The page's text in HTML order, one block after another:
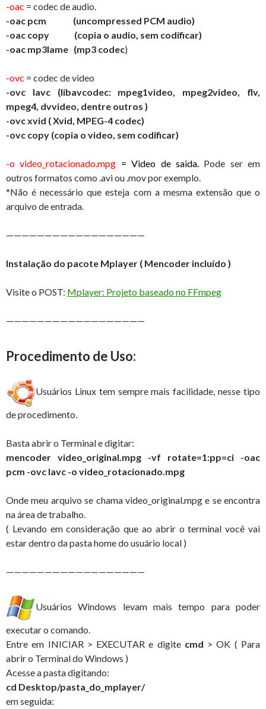
-oac = codec de audio.
-oac pcm (uncompressed PCM audio)
-oac copy (copia o audio, sem codificar)
-oac mp3lame (mp3 codec)
-ovc = codec de video
-ovc lavc (libavcodec: mpeg1video, mpeg2video, flv,
mpeg4, dvvideo, dentre outros )
-ovc xvid ( Xvid, MPEG-4 codec)
-ovc copy (copia o video, sem codificar)
-o video_rotacionado.mpg = Video de saida.Pode ser em
outros formatos como .avi ou .mov por exemplo.
*Não é necessário que esteja com a mesma extensão que o
arquivo de entrada.
——————————————————
Instalação do pacote Mplayer ( Mencoder incluído )
Visite o POST: Mplayer: Projeto baseado no FFmpeg
——————————————————
Procedimento de Uso:
Usuários Linux tem sempre mais facilidade, nesse tipo
de procedimento.
Basta abrir o Terminal e digitar:
mencoder video_original.mpg -vf rotate=1:pp=ci -oac
pcm -ovc lavc -o video_rotacionado.mpg
Onde meu arquivo se chama video_original.mpg e se encontra
na área de trabalho.
( Levando em consideração que ao abrir o terminal você vai
estar dentro da pasta home do usuário local )
——————————————————
Usuários Windows levam mais tempo para poder
executar o comando.
Entre em INICIAR > EXECUTAR e digite cmd > OK ( Para
abrir o Terminal do Windows )
Acesse a pasta digitando:
cd Desktop/pasta_do_mplayer/
em seguida: